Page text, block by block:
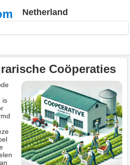
Netherland
Coöperaties
, is